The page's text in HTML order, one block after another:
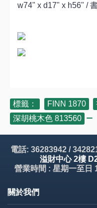
w74" x d17" x h56" /
標籤： FINN 1870
深胡桃木色 813560
電話: 36283942 /
溢財中心 2樓
營業時間 : 星期一至日
關於我們